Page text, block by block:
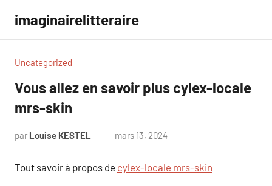
contenu
imaginairelitteraire
Uncategorized
Vous allez en savoir plus cylex-locale
mrs-skin
par Louise KESTEL mars 13, 2024
Tout savoir à propos de cylex-locale mrs-skin